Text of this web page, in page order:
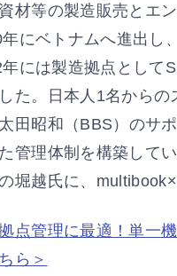
multibook・リー
材等の製造販売とエ
にベトナムへ進出し
には製造拠点として
た。日本人1名から
田昭和（BBS）のサ
管理体制を構築して
堀越氏に、
点管理に最適！単一
ら＞